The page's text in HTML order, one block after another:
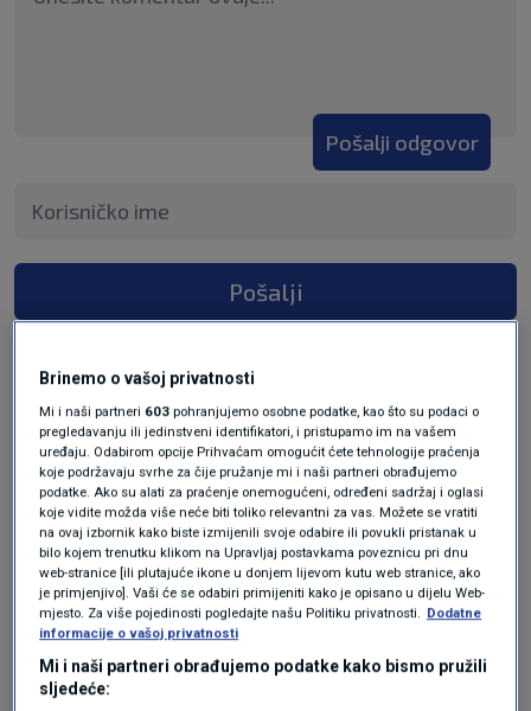
Pošalji odgovor
Pošalji
Oglas
Brinemo o vašoj privatnosti
Mi i naši partneri 603 pohranjujemo osobne podatke, kao što su podaci o
pregledavanju ili jedinstveni identifikatori, i pristupamo im na vašem
uređaju. Odabirom opcije Prihvaćam omogućit ćete tehnologije praćenja
koje podržavaju svrhe za čije pružanje mi i naši partneri obrađujemo
podatke. Ako su alati za praćenje onemogućeni, određeni sadržaj i oglasi
koje vidite možda više neće biti toliko relevantni za vas. Možete se vratiti
na ovaj izbornik kako biste izmijenili svoje odabire ili povukli pristanak u
bilo kojem trenutku klikom na Upravljaj postavkama poveznicu pri dnu
web-stranice [ili plutajuće ikone u donjem lijevom kutu web stranice, ako
je primjenjivo]. Vaši će se odabiri primijeniti kako je opisano u dijelu Web-
mjesto. Za više pojedinosti pogledajte našu Politiku privatnosti. Dodatne
informacije o vašoj privatnosti
Mi i naši partneri obrađujemo podatke kako bismo pružili
sljedeće: